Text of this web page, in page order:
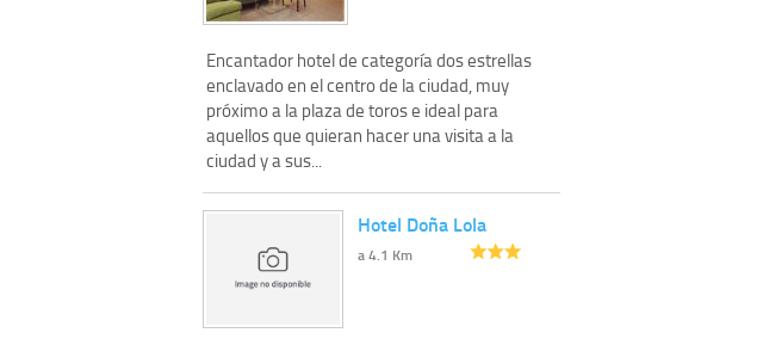
Encantador hotel de categoría dos estrellas
enclavado en el centro de la ciudad, muy
próximo a la plaza de toros e ideal para
aquellos que quieran hacer una visita a la
ciudad y a sus...
Hotel Doña Lola
a 4.1 Km